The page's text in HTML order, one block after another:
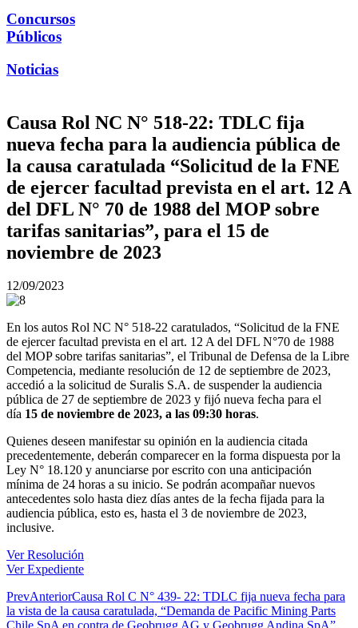
Concursos
Públicos
Noticias
Causa Rol NC N° 518-22: TDLC fija
nueva fecha para la audiencia pública de
la causa caratulada “Solicitud de la FNE
de ejercer facultad prevista en el art. 12 A
del DFL N° 70 de 1988 del MOP sobre
tarifas sanitarias”, para el 15 de
noviembre de 2023
12/09/2023
En los autos Rol NC N° 518-22 caratulados, “Solicitud de la FNE
de ejercer facultad prevista en el art. 12 A del DFL N°70 de 1988
del MOP sobre tarifas sanitarias”, el Tribunal de Defensa de la Libre
Competencia, mediante resolución de 12 de septiembre de 2023,
accedió a la solicitud de Suralis S.A. de suspender la audiencia
pública de 27 de septiembre de 2023 y fijó nueva fecha para el
día 15 de noviembre de 2023, a las 09:30 horas.
Quienes deseen manifestar su opinión en la audiencia citada
precedentemente, deberán comparecer en la forma dispuesta por la
Ley N° 18.120 y anunciarse por escrito con una anticipación
mínima de 24 horas a su inicio. Se podrán acompañar nuevos
antecedentes solo hasta diez días antes de la fecha fijada para la
audiencia pública, esto es, hasta el 3 de noviembre de 2023,
inclusive.
Ver Resolución
Ver Expediente
PrevAnteriorCausa Rol C N° 439- 22: TDLC fija nueva fecha para
la vista de la causa caratulada, “Demanda de Pacific Mining Parts